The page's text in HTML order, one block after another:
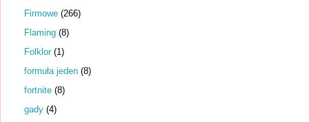
Firmowe (266)
Flaming (8)
Folklor (1)
formuła jeden (8)
fortnite (8)
gady (4)